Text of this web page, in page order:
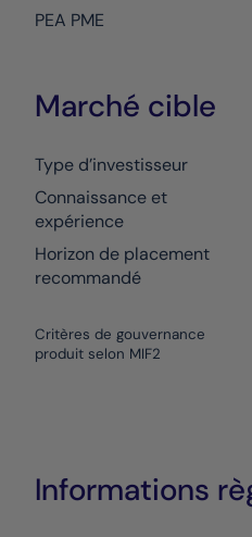
PEA PME
Marché cible
Type d’investisseur
Connaissance et
expérience
Horizon de placement
recommandé
Critères de gouvernance
produit selon MIF2
Informations